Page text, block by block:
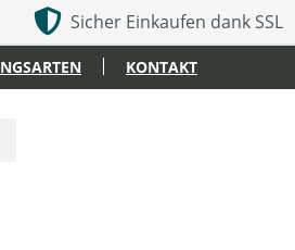
Sicher Einkaufen dank SSL
KONTAKT